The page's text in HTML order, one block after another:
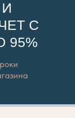
С
95%